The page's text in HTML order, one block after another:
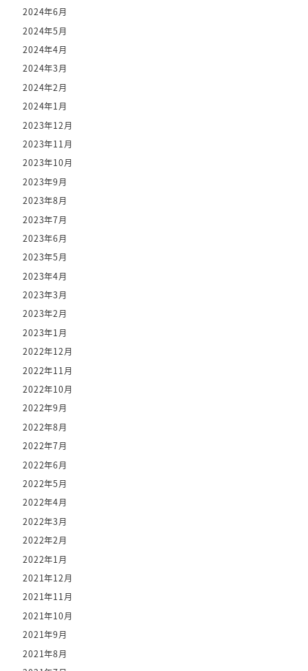
2024年6月
2024年5月
2024年4月
2024年3月
2024年2月
2024年1月
2023年12月
2023年11月
2023年10月
2023年9月
2023年8月
2023年7月
2023年6月
2023年5月
2023年4月
2023年3月
2023年2月
2023年1月
2022年12月
2022年11月
2022年10月
2022年9月
2022年8月
2022年7月
2022年6月
2022年5月
2022年4月
2022年3月
2022年2月
2022年1月
2021年12月
2021年11月
2021年10月
2021年9月
2021年8月